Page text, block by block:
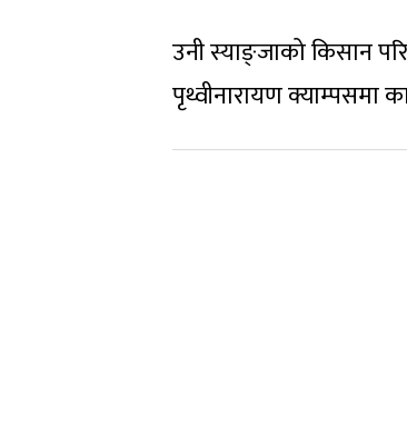
उनी स्याङ्जाको किसान
पृथ्वीनारायण क्याम्पसमा